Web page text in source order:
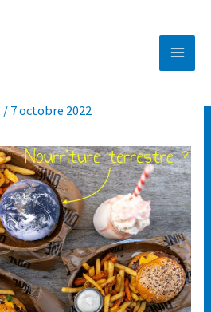
CLIMAT 1] LA
BŒUFS
/ 7 octobre 2022